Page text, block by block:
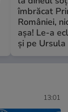
îmbrăcat
României,
așa! Le-a
și pe
13:01